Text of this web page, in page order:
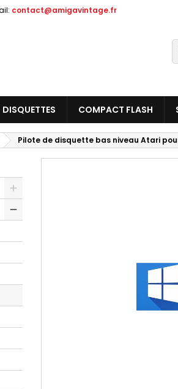
contact@amigavintage.fr
DISQUETTES COMPACT FLASH
Pilote de disquette bas niveau Atari